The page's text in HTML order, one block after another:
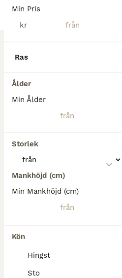
Min Pris
kr
Ras
Ålder
Min Ålder
Storlek
Mankhöjd (cm)
Min Mankhöjd (cm)
Kön
Hingst
Sto
Hingst 0 år
Borrby (130.3km)